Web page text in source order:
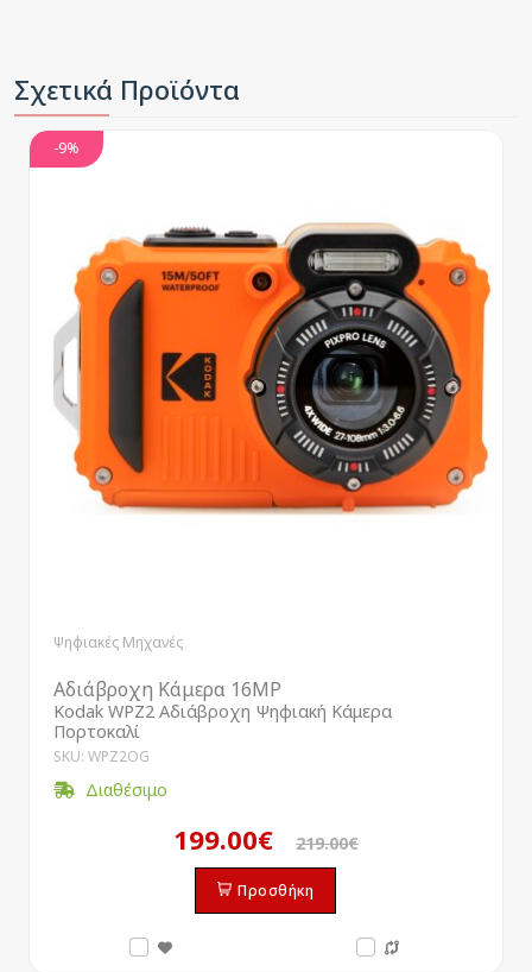
Σχετικά Προϊόντα
-9%
Ψηφιακές Μηχανές
Αδιάβροχη Κάμερα 16MP
Kodak WPZ2 Αδιάβροχη Ψηφιακή Κάμερα
Πορτοκαλί
SKU: WPZ2OG
Διαθέσιμο
199.00€ 219.00€
Προσθήκη